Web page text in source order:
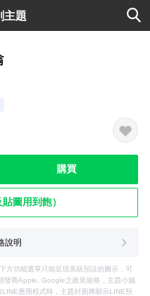
主題
購買
圖用到飽）
說明
方功能選單只能呈現系統預設的圖示，可
發商Apple, Google之政策規格，主題小舖
應用程式時，主題封面將顯示LINE預